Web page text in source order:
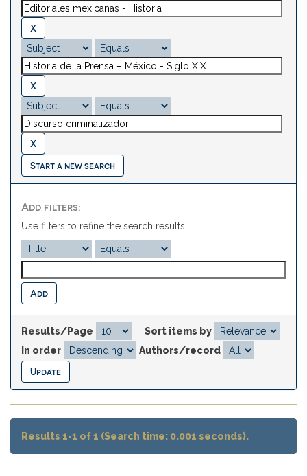
Start a new search
Add filters:
Use filters to refine the search results.
Results/Page
Sort items by
In order
Authors/record
Results 1-1 of 1 (Search time: 0.001 seconds).